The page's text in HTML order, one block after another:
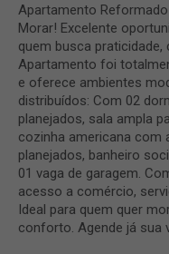
Apartamento
Morar! Excelente
quem busca
Apartamento foi
e oferece ambientes
distribuídos: Com 02
planejados, sala ampla
cozinha americana com
planejados, banheiro
01 vaga de garagem.
acesso a comércio,
Ideal para quem quer
conforto. Agende já sua